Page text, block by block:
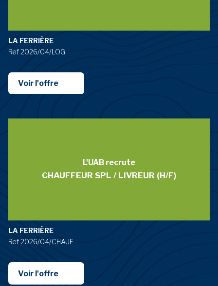
LA FERRIÈRE
Ref 2026/04/LOG
Voir l'offre
L'UAB recrute
CHAUFFEUR SPL / LIVREUR (H/F)
LA FERRIÈRE
Ref 2026/04/CHAUF
Voir l'offre